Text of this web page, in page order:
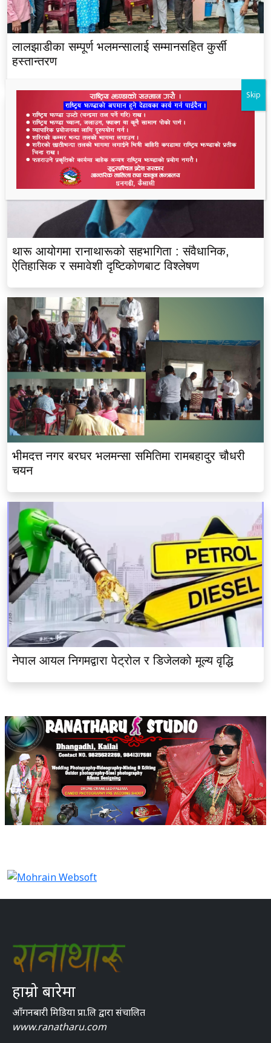
लालझाडीका सम्पूर्ण भलमन्सालाई सम्मानसहित कुर्सी
हस्तान्तरण
थारू आयोगमा रानाथारूको सहभागिता : संवैधानिक,
ऐतिहासिक र समावेशी दृष्टिकोणबाट विश्लेषण
भीमदत्त नगर बरघर भलमन्सा समितिमा रामबहादुर चौधरी
चयन
नेपाल आयल निगमद्वारा पेट्रोल र डिजेलको मूल्य वृद्धि
हाम्रो बारेमा
आँगनबारी मिडिया प्रा.लि द्वारा संचालित
www.ranatharu.com
Skip